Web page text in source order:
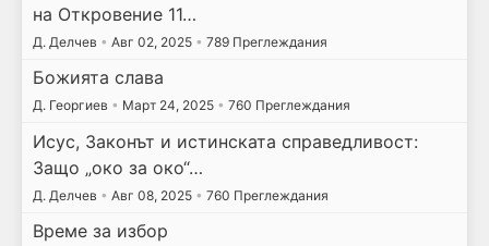
на Откровение 11…
Д. Делчев • Авг 02, 2025 • 789 Преглеждания
Божията слава
Д. Георгиев • Март 24, 2025 • 760 Преглеждания
Исус, Законът и истинската справедливост:
Защо „око за око“…
Д. Делчев • Авг 08, 2025 • 760 Преглеждания
Време за избор